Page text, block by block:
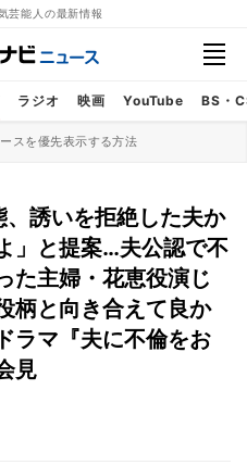
芸能人の最新情報
ラジオ 映画 YouTube BS・
スを優先表示する方法
誘いを拒絶した夫か
」と提案…夫公認で不
た主婦・花恵役演じ
柄と向き合えて良か
マ『夫に不倫をお
見